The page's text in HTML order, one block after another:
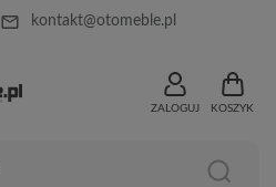
mail_outline kontakt@otomeble.pl
ZALOGUJ KOSZYK